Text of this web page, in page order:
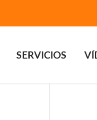
SERVICIOS